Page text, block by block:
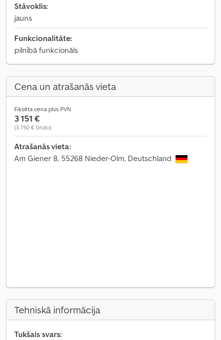
Stāvoklis:
jauns
Funkcionalitāte:
pilnībā funkcionāls
Cena un atrašanās vieta
Fiksēta cena plus PVN
3 151 €
(3 750 € bruto)
Atrašanās vieta:
Am Giener 8, 55268 Nieder-Olm, Deutschland
Tehniskā informācija
Tukšais svars: